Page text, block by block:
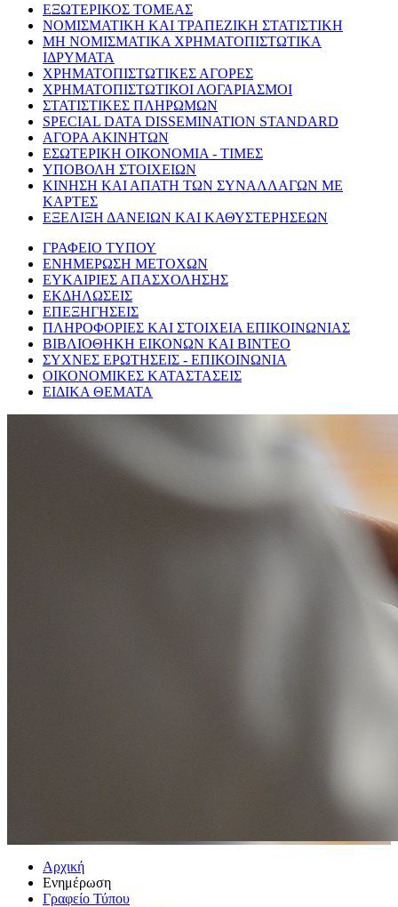
ΕΞΩΤΕΡΙΚΟΣ ΤΟΜΕΑΣ
ΝΟΜΙΣΜΑΤΙΚΗ ΚΑΙ ΤΡΑΠΕΖΙΚΗ ΣΤΑΤΙΣΤΙΚΗ
ΜΗ ΝΟΜΙΣΜΑΤΙΚΑ ΧΡΗΜΑΤΟΠΙΣΤΩΤΙΚΑ
ΙΔΡΥΜΑΤΑ
ΧΡΗΜΑΤΟΠΙΣΤΩΤΙΚΕΣ ΑΓΟΡΕΣ
ΧΡΗΜΑΤΟΠΙΣΤΩΤΙΚΟΙ ΛΟΓΑΡΙΑΣΜΟΙ
ΣΤΑΤΙΣΤΙΚΕΣ ΠΛΗΡΩΜΩΝ
SPECIAL DATA DISSEMINATION STANDARD
ΑΓΟΡΑ ΑΚΙΝΗΤΩΝ
ΕΣΩΤΕΡΙΚΗ ΟΙΚΟΝΟΜΙΑ - ΤΙΜΕΣ
ΥΠΟΒΟΛΗ ΣΤΟΙΧΕΙΩΝ
ΚΙΝΗΣΗ ΚΑΙ ΑΠΑΤΗ ΤΩΝ ΣΥΝΑΛΛΑΓΩΝ ΜΕ
ΚΑΡΤΕΣ
ΕΞΕΛΙΞΗ ΔΑΝΕΙΩΝ ΚΑΙ ΚΑΘΥΣΤΕΡΗΣΕΩΝ
ΓΡΑΦΕΙΟ ΤΥΠΟΥ
ΕΝΗΜΕΡΩΣΗ ΜΕΤΟΧΩΝ
ΕΥΚΑΙΡΙΕΣ ΑΠΑΣΧΟΛΗΣΗΣ
ΕΚΔΗΛΩΣΕΙΣ
ΕΠΕΞΗΓΗΣΕΙΣ
ΠΛΗΡΟΦΟΡΙΕΣ ΚΑΙ ΣΤΟΙΧΕΙΑ ΕΠΙΚΟΙΝΩΝΙΑΣ
ΒΙΒΛΙΟΘΗΚΗ ΕΙΚΟΝΩΝ ΚΑΙ ΒΙΝΤΕΟ
ΣΥΧΝΕΣ ΕΡΩΤΗΣΕΙΣ - ΕΠΙΚΟΙΝΩΝΙΑ
ΟΙΚΟΝΟΜΙΚΕΣ ΚΑΤΑΣΤΑΣΕΙΣ
ΕΙΔΙΚΑ ΘΕΜΑΤΑ
Αρχική
Ενημέρωση
Γραφείο Τύπου